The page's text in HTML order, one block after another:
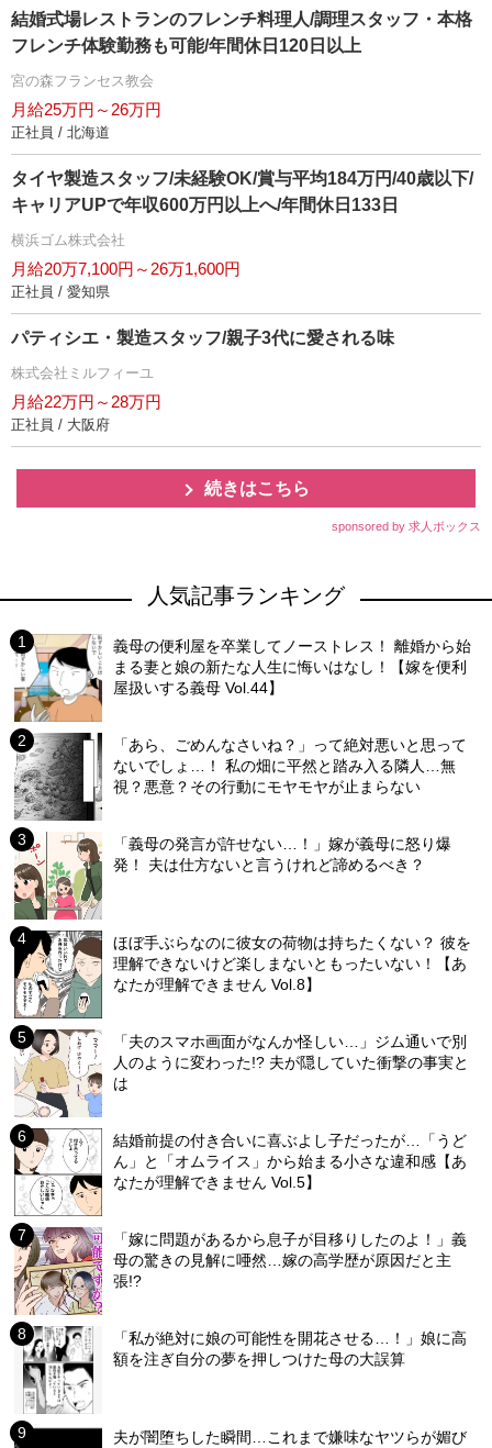
結婚式場レストランのフレンチ料理人/調理スタッフ・本格
フレンチ体験勤務も可能/年間休日120日以上
宮の森フランセス教会
月給25万円～26万円
正社員 / 北海道
タイヤ製造スタッフ/未経験OK/賞与平均184万円/40歳以下/
キャリアUPで年収600万円以上へ/年間休日133日
横浜ゴム株式会社
月給20万7,100円～26万1,600円
正社員 / 愛知県
パティシエ・製造スタッフ/親子3代に愛される味
株式会社ミルフィーユ
月給22万円～28万円
正社員 / 大阪府
続きはこちら
sponsored by 求人ボックス
人気記事ランキング
義母の便利屋を卒業してノーストレス！ 離婚から始
まる妻と娘の新たな人生に悔いはなし！【嫁を便利
屋扱いする義母 Vol.44】
「あら、ごめんなさいね？」って絶対悪いと思って
ないでしょ…！ 私の畑に平然と踏み入る隣人…無
視？悪意？その行動にモヤモヤが止まらない
「義母の発言が許せない…！」嫁が義母に怒り爆
発！ 夫は仕方ないと言うけれど諦めるべき？
ほぼ手ぶらなのに彼女の荷物は持ちたくない？ 彼を
理解できないけど楽しまないともったいない！【あ
なたが理解できません Vol.8】
「夫のスマホ画面がなんか怪しい…」ジム通いで別
人のように変わった!? 夫が隠していた衝撃の事実と
は
結婚前提の付き合いに喜ぶよし子だったが…「うど
ん」と「オムライス」から始まる小さな違和感【あ
なたが理解できません Vol.5】
「嫁に問題があるから息子が目移りしたのよ！」義
母の驚きの見解に唖然…嫁の高学歴が原因だと主
張!?
「私が絶対に娘の可能性を開花させる…！」娘に高
額を注ぎ自分の夢を押しつけた母の大誤算
夫が闇堕ちした瞬間…これまで嫌味なヤツらが媚び